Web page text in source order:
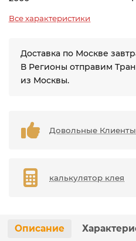
Все характеристики
Доставка по Москве
В Регионы отправим
из Москвы.
Довольные
калькулятор клея
Описание